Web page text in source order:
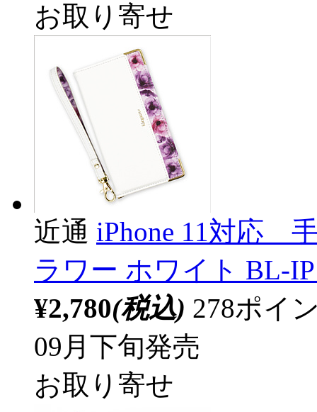
お取り寄せ
近通 iPhone 11対応
ラワー ホワイト BL-
¥2,780(税込) 278ポイ
09月下旬発売
お取り寄せ